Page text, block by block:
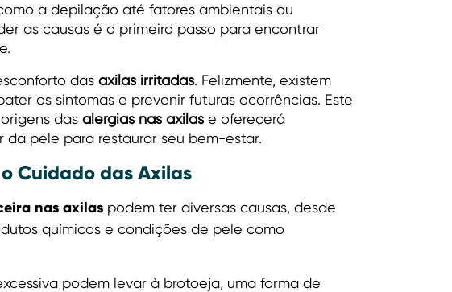
a depilação até fatores ambientais ou
as causas é o primeiro passo para encontrar
das axilas irritadas. Felizmente, existem
os sintomas e prevenir futuras ocorrências. Este
das alergias nas axilase oferecerá
pele para restaurar seu bem-estar.
Cuidado das Axilas
nas axilas podem ter diversas causas, desde
químicos e condições de pele como
podem levar à brotoeja, uma forma de